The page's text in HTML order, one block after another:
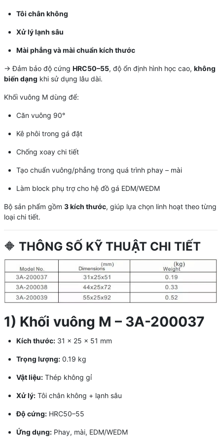
Tôi chân không
Xử lý lạnh sâu
Mài phẳng và mài chuẩn kích thước
→ Đảm bảo độ cứng HRC50–55, độ ổn định hình học cao, không
biến dạng khi sử dụng lâu dài.
Khối vuông M dùng để:
Căn vuông 90°
Kê phôi trong gá đặt
Chống xoay chi tiết
Tạo chuẩn vuông/phẳng trong quá trình phay – mài
Làm block phụ trợ cho hệ đồ gá EDM/WEDM
Bộ sản phẩm gồm 3 kích thước, giúp lựa chọn linh hoạt theo từng
loại chi tiết.
🔶 THÔNG SỐ KỸ THUẬT CHI TIẾT
1) Khối vuông M – 3A-200037
Kích thước:31 × 25 × 51 mm
Trọng lượng:0.19 kg
Vật liệu:Thép không gỉ
Xử lý:Tôi chân không + lạnh sâu
Độ cứng:HRC50–55
Ứng dụng:Phay, mài, EDM/WEDM